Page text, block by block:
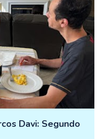
Davi: Segundo